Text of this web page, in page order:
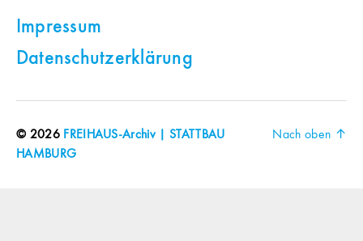
Impressum
Datenschutzerklärung
© 2026 FREIHAUS-Archiv | STATTBAU
HAMBURG
Nach oben ↑